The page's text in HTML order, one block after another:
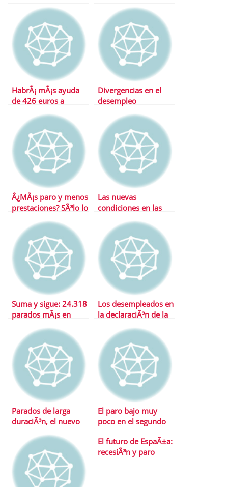
algunas dÃ©cadas
HabrÃ¡ mÃ¡s ayuda
de 426 euros a
Divergencias en el
desempleo
Â¿MÃ¡s paro y menos
prestaciones? SÃ³lo lo
momento
Las nuevas
condiciones en las
puede despedir
Suma y sigue: 24.318
parados mÃ¡s en
Los desempleados en
la declaraciÃ³n de la
Parados de larga
duraciÃ³n, el nuevo
economÃ­a espaÃ±ola
El paro bajo muy
poco en el segundo
El futuro de EspaÃ±a:
recesiÃ³n y paro